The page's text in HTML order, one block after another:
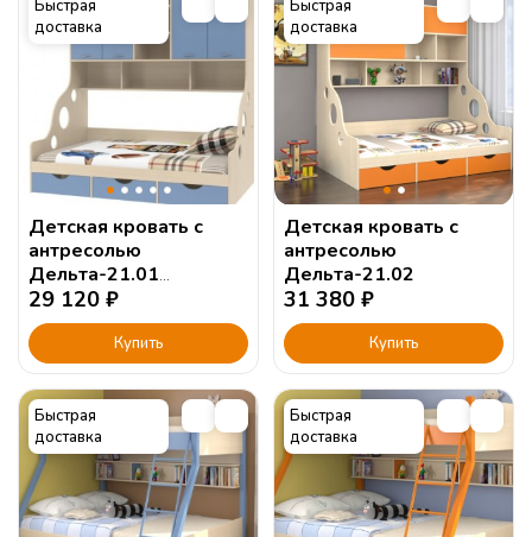
Быстрая
доставка
Детская кровать с
антресолью
Дельта-21.01
120х190см.
29 120 ₽
Купить
Быстрая
доставка
Детская кровать с
антресолью
Дельта-21.02
31 380 ₽
Купить
Быстрая
доставка
Быстрая
доставка